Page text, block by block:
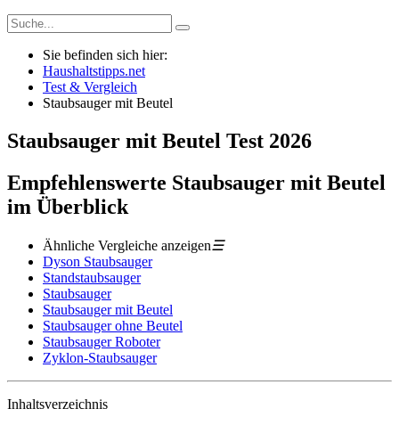
Sie befinden sich hier:
Haushaltstipps.net
Test & Vergleich
Staubsauger mit Beutel
Staubsauger mit Beutel Test 2026
Empfehlenswerte Staubsauger mit Beutel
im Überblick
Ähnliche Vergleiche anzeigen☰
Dyson Staubsauger
Standstaubsauger
Staubsauger
Staubsauger mit Beutel
Staubsauger ohne Beutel
Staubsauger Roboter
Zyklon-Staubsauger
Inhaltsverzeichnis